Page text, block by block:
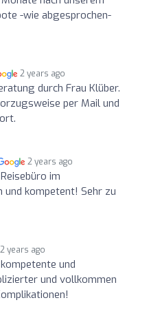
-wie abgesprochen-
2 years ago
durch Frau Klüber.
per Mail und
2 years ago
im
und kompetent! Sehr zu
2 years ago
und
und vollkommen